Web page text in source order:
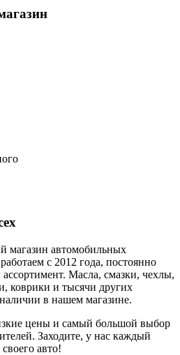
магазин автомобильных
с 2012 года, постоянно
Масла, смазки, чехлы,
коврики и тысячи других
в нашем магазине.
цены и самый большой выбор
Заходите, у нас каждый
авто!